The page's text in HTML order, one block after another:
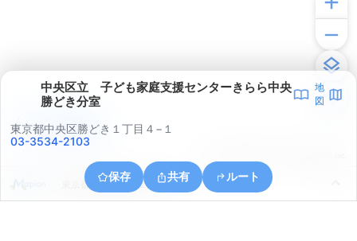
中央区立 子ども家庭支援センターきらら中央
勝どき分室
地
図
東京都中央区勝どき１丁目４−１
03-3534-2103
保存 共有 ルート
東京都江東区東雲２丁目４
アプリで見る